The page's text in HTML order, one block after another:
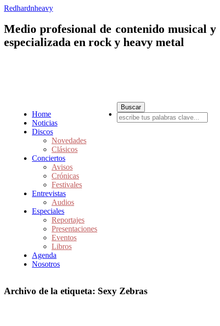
Redhardnheavy
Medio profesional de contenido musical y
especializada en rock y heavy metal
Home
Noticias
Discos
Novedades
Clásicos
Conciertos
Avisos
Crónicas
Festivales
Entrevistas
Audios
Especiales
Reportajes
Presentaciones
Eventos
Libros
Agenda
Nosotros
Archivo de la etiqueta: Sexy Zebras